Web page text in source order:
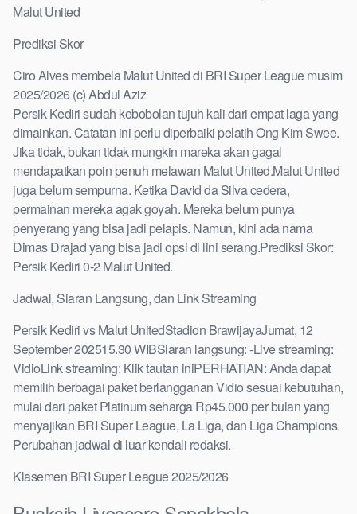
Malut United
Prediksi Skor
Ciro Alves membela Malut United di BRI Super League musim
2025/2026 (c) Abdul Aziz
Persik Kediri sudah kebobolan tujuh kali dari empat laga yang
dimainkan. Catatan ini perlu diperbaiki pelatih Ong Kim Swee.
Jika tidak, bukan tidak mungkin mareka akan gagal
mendapatkan poin penuh melawan Malut United.Malut United
juga belum sempurna. Ketika David da Silva cedera,
permainan mereka agak goyah. Mereka belum punya
penyerang yang bisa jadi pelapis. Namun, kini ada nama
Dimas Drajad yang bisa jadi opsi di lini serang.Prediksi Skor:
Persik Kediri 0-2 Malut United.
Jadwal, Siaran Langsung, dan Link Streaming
Persik Kediri vs Malut UnitedStadion BrawijayaJumat, 12
September 202515.30 WIBSiaran langsung: -Live streaming:
VidioLink streaming: Klik tautan iniPERHATIAN: Anda dapat
memilih berbagai paket berlangganan Vidio sesuai kebutuhan,
mulai dari paket Platinum seharga Rp45.000 per bulan yang
menyajikan BRI Super League, La Liga, dan Liga Champions.
Perubahan jadwal di luar kendali redaksi.
Klasemen BRI Super League 2025/2026